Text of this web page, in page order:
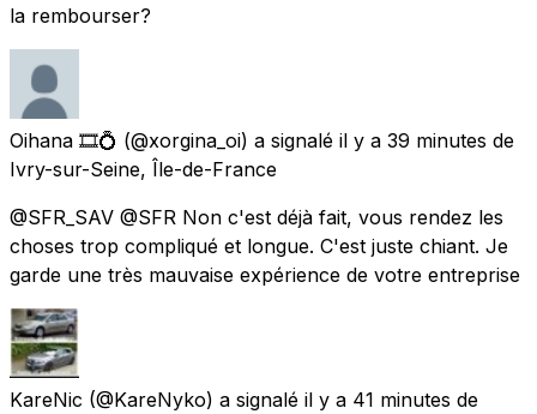
la rembourser?
Oihana 🎞️💍 (@xorgina_oi) a signalé il y a 39 minutes de
Ivry-sur-Seine, Île-de-France
@SFR_SAV @SFR Non c'est déjà fait, vous rendez les
choses trop compliqué et longue. C'est juste chiant. Je
garde une très mauvaise expérience de votre entreprise
KareNic (@KareNyko) a signalé il y a 41 minutes de